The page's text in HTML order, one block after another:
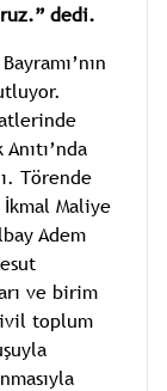
dedi.
Törende
İkmal Maliye
Adem
ve birim
toplum